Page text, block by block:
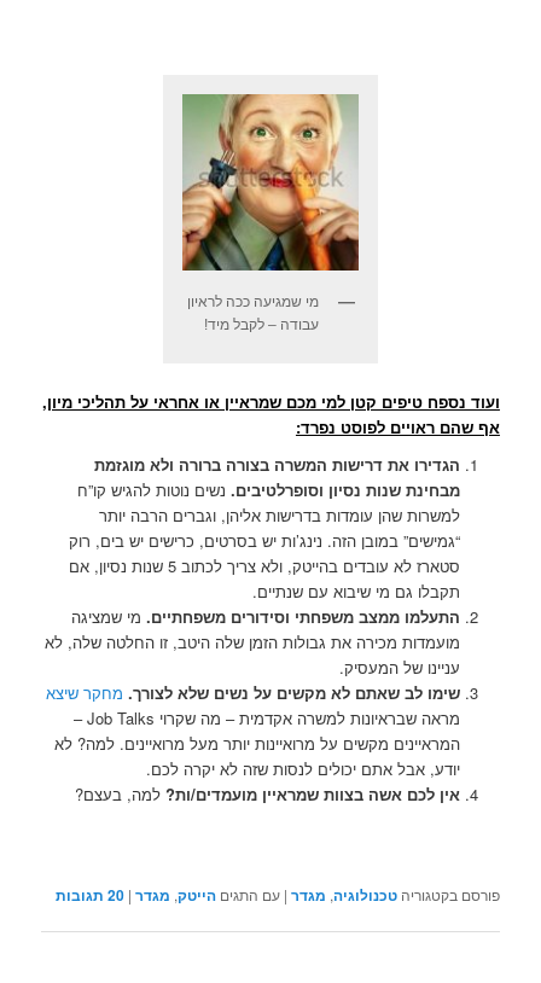
מי שמגיעה ככה לראיון
עבודה – לקבל מיד!
ועוד נספח טיפים קטן למי מכם שמראיין או אחראי על תהליכי מיון,
אף שהם ראויים לפוסט נפרד:
הגדירו את דרישות המשרה בצורה ברורה ולא מוגזמת
מבחינת שנות נסיון וסופרלטיבים. נשים נוטות להגיש קו”ח
למשרות שהן עומדות בדרישות אליהן, וגברים הרבה יותר
“גמישים” במובן הזה. נינג’ות יש בסרטים, כרישים יש בים, רוק
סטארז לא עובדים בהייטק, ולא צריך לכתוב 5 שנות נסיון, אם
תקבלו גם מי שיבוא עם שנתיים.
התעלמו ממצב משפחתי וסידורים משפחתיים. מי שמציגה
מועמדות מכירה את גבולות הזמן שלה היטב, זו החלטה שלה, לא
עניינו של המעסיק.
שימו לב שאתם לא מקשים על נשים שלא לצורך. מחקר שיצא
מראה שבראיונות למשרה אקדמית – מה שקרוי Job Talks –
המראיינים מקשים על מרואיינות יותר מעל מרואיינים. למה? לא
יודע, אבל אתם יכולים לנסות שזה לא יקרה לכם.
אין לכם אשה בצוות שמראיין מועמדים/ות? למה, בעצם?
פורסם בקטגוריה טכנולוגיה, מגדר |עם התגים הייטק, מגדר |
20 תגובות